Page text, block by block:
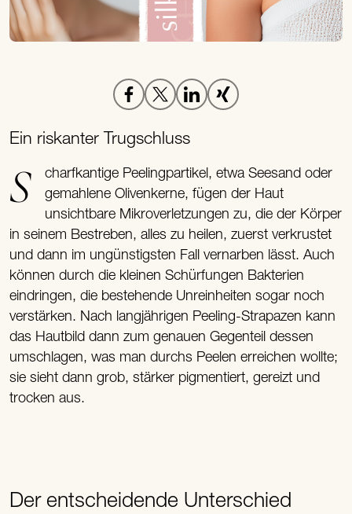
Ein riskanter Trugschluss
Scharfkantige Peelingpartikel, etwa Seesand oder
gemahlene Olivenkerne, fügen der Haut
unsichtbare Mikroverletzungen zu, die der Körper
in seinem Bestreben, alles zu heilen, zuerst verkrustet
und dann im ungünstigsten Fall vernarben lässt. Auch
können durch die kleinen Schürfungen Bakterien
eindringen, die bestehende Unreinheiten sogar noch
verstärken. Nach langjährigen Peeling-Strapazen kann
das Hautbild dann zum genauen Gegenteil dessen
umschlagen, was man durchs Peelen erreichen wollte;
sie sieht dann grob, stärker pigmentiert, gereizt und
trocken aus.
Der entscheidende Unterschied